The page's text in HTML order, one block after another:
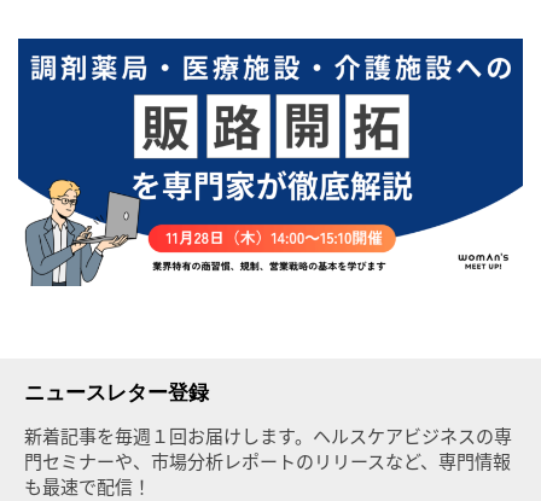
ニュースレター登録
新着記事を毎週１回お届けします。ヘルスケアビジネスの専
門セミナーや、市場分析レポートのリリースなど、専門情報
も最速で配信！